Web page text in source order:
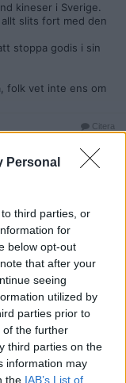
Personal
third parties, or
for
below opt-out
that after your
seeing
utilized by
parties prior to
of the further
third parties on the
information may
the IAB’s List of
kineser i Sverige.
slits fort med den
stoppa godis i sin
folk vet inte ens om
Citera
Reg: Mar 2010
en chans vill ja tro,
jag redan om
villkor.
folket de
frihetsarme för
nu.
#